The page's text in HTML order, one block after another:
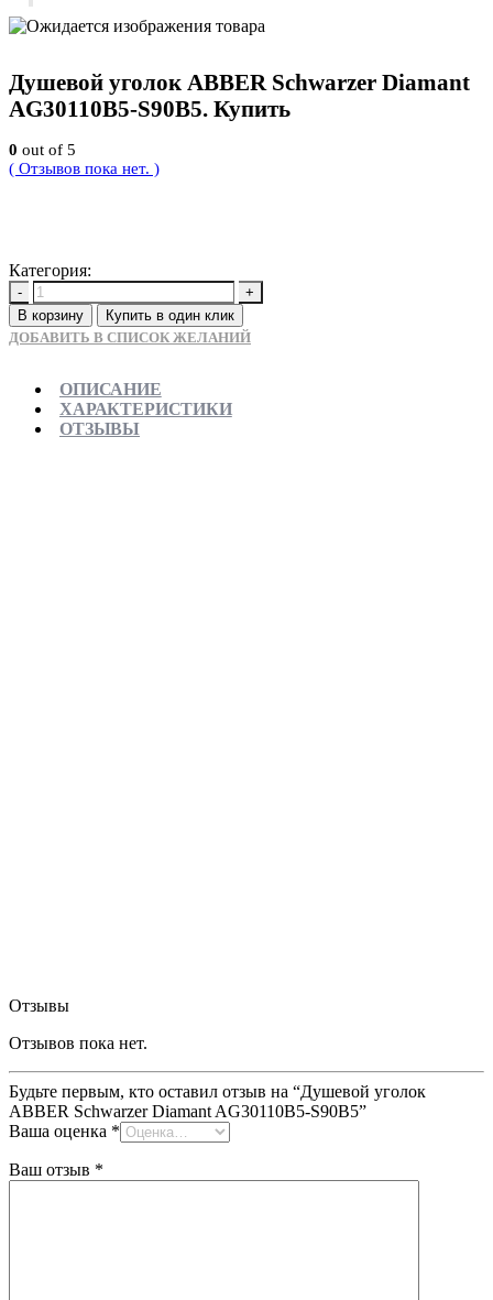
Душевой уголок ABBER Schwarzer Diamant
AG30110B5-S90B5. Купить
0 out of 5
( Отзывов пока нет. )
Категория:
-
+
В корзину
Купить в один клик
ДОБАВИТЬ В СПИСОК ЖЕЛАНИЙ
ОПИСАНИЕ
ХАРАКТЕРИСТИКИ
ОТЗЫВЫ
Отзывы
Отзывов пока нет.
Будьте первым, кто оставил отзыв на “Душевой уголок
ABBER Schwarzer Diamant AG30110B5-S90B5”
Ваша оценка *
Ваш отзыв *